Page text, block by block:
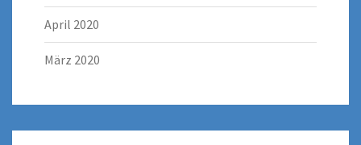
April 2020
März 2020